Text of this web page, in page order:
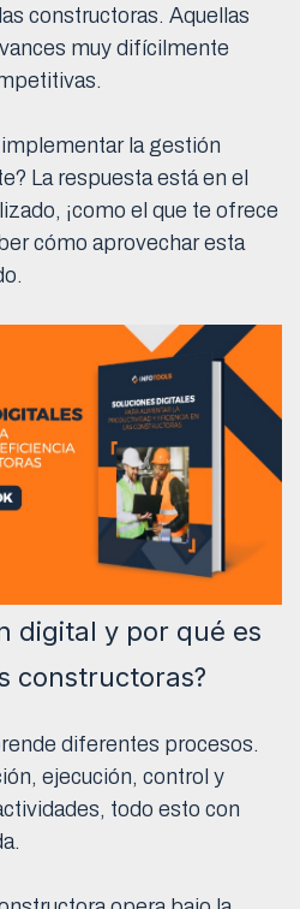
constructoras. Aquellas
muy difícilmente
la gestión
La respuesta está en el
¡como el que te ofrece
cómo aprovechar esta
digital y por qué es
constructoras?
diferentes procesos.
ejecución, control y
todo esto con